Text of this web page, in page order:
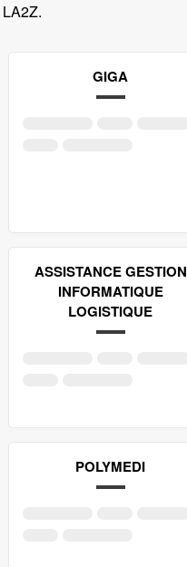
.
GIGA
ASSISTANCE GESTION
INFORMATIQUE
LOGISTIQUE
POLYMEDI